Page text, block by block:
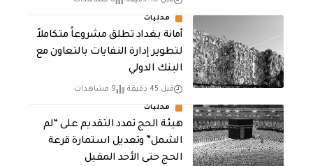
محليات
أمانة بغداد تطلق مشروعاً متكاملاً
لتطوير إدارة النفايات بالتعاون مع
البنك الدولي
قبل 45 دقيقة 9 مشاهدات
محليات
هيئة الحج تمدد التقديم على “لم
الشمل” وتعديل استمارة قرعة
الحج حتى الأحد المقبل